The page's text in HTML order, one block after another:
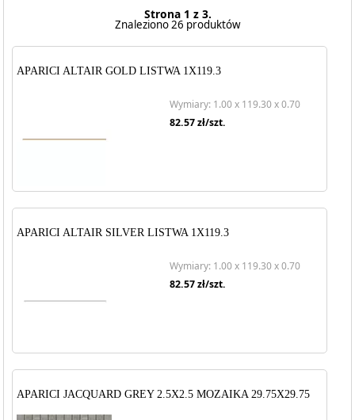
Strona 1 z 3.
Znaleziono 26 produktów
APARICI ALTAIR GOLD LISTWA 1X119.3
Wymiary: 1.00 x 119.30 x 0.70
82.57zł/szt.
APARICI ALTAIR SILVER LISTWA 1X119.3
Wymiary: 1.00 x 119.30 x 0.70
82.57zł/szt.
APARICI JACQUARD GREY 2.5X2.5 MOZAIKA 29.75X29.75